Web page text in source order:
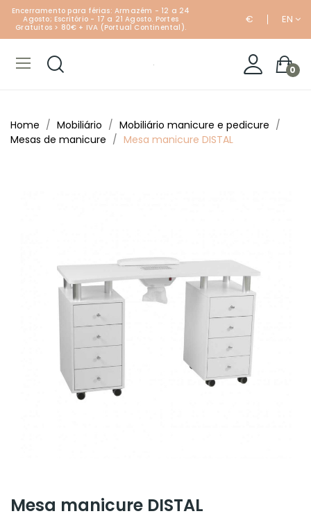
Encerramento para férias: Armazém - 12 a 24
Agosto; Escritório - 17 a 21 Agosto. Portes
Gratuitos > 80€ + IVA (Portual Continental).
€ EN
0
Home Mobiliário
Mobiliário manicure e pedicure
Mesas de manicure
Mesa manicure DISTAL
Mesa manicure DISTAL